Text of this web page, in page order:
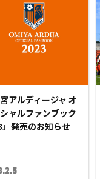
宮アルディージャ オ
ャルファンブック
」発売のお知らせ